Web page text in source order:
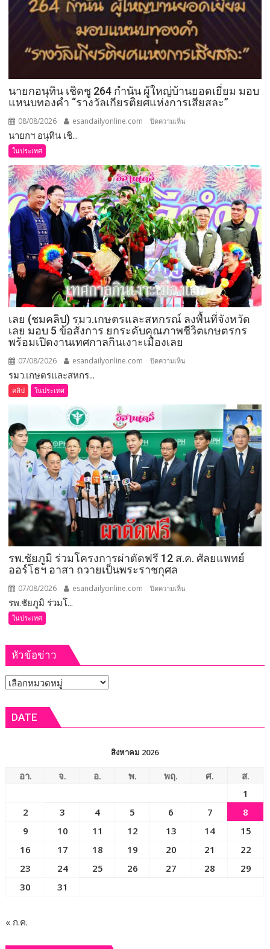
นายกอนุทิน เชิดชู 264 กำนัน ผู้ใหญ่บ้านยอดเยี่ยม มอบ
แหนบทองคำ “รางวัลเกียรติยศแห่งการเสียสละ”
08/08/2026 esandailyonline.com ปิดความเห็น
264
กำนัน
ผู้ใหญ่
บ้าน
ยอด
เยี่ยม
มอบ
แหนบ
ทองคำ
“รางวัล
เกียรติยศ
แห่ง
การ
นายกฯ อนุทิน เชิ...
ในประเทศ
เลย (ชมคลิป) รมว.เกษตรและสหกรณ์ ลงพื้นที่จังหวัด
เลย มอบ 5 ข้อสั่งการ ยกระดับคุณภาพชีวิตเกษตรกร
พร้อมเปิดงานเทศกาลกินเงาะเมืองเลย
07/08/2026 esandailyonline.com ปิดความเห็น
สหกรณ์
ลงพื้น
ที่
จังหวัด
เลย
มอบ
5
สั่ง
การ
งาน
รมว.เกษตรและสหกร...
คลิป ในประเทศ
รพ.ชัยภูมิ ร่วมโครงการผ่าตัดฟรี 12 ส.ค. ศัลยแพทย์
ออร์โธฯ อาสา ถวายเป็นพระราชกุศล
07/08/2026 esandailyonline.com ปิดความเห็น
12
ราช
กุศล
รพ.ชัยภูมิ ร่วมโ...
ในประเทศ
หัวข้อข่าว
หัวข้อ
DATE
สิงหาคม 2026
อา. จ. อ. พ. พฤ. ศ.
ส.
1
2
3 4 5 6 7
8
9
10 11 12 13 14
15
16
17 18 19 20 21
22
23
24 25 26 27 28
29
30
31
« ก.ค.